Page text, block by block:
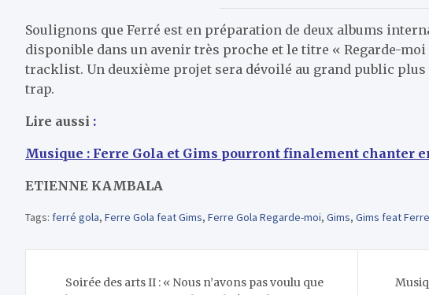
Soulignons que Ferré est en préparation de deux albums
disponible dans un avenir très proche et le titre « Regarde-
tracklist. Un deuxième projet sera dévoilé au grand public plus
trap.
Lire aussi :
Musique : Ferre Gola et Gims pourront finalement chanter
ETIENNE KAMBALA
Tags: ferré gola, Ferre Gola feat Gims, Ferre Gola Regarde-moi, Gims, Gims feat
Soirée des arts II : « Nous n’avons pas voulu que